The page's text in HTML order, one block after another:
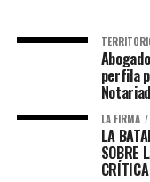
perfila
LA FIRMA
LA
SOBRE